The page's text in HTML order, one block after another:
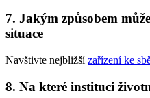
7. Jakým způsobem
situace
Navštivte nejbližšízařízení ke
8. Na které instituci